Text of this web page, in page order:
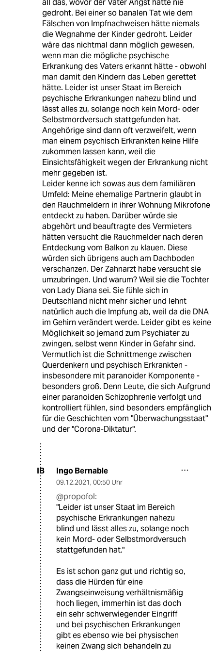
all das, wovor der Vater Angst hatte nie
gedroht. Bei einer so banalen Tat wie dem
Fälschen von Impfnachweisen hätte niemals
die Wegnahme der Kinder gedroht. Leider
wäre das nichtmal dann möglich gewesen,
wenn man die mögliche psychische
Erkrankung des Vaters erkannt hätte - obwohl
man damit den Kindern das Leben gerettet
hätte. Leider ist unser Staat im Bereich
psychische Erkrankungen nahezu blind und
lässt alles zu, solange noch kein Mord- oder
Selbstmordversuch stattgefunden hat.
Angehörige sind dann oft verzweifelt, wenn
man einem psychisch Erkrankten keine Hilfe
zukommen lassen kann, weil die
Einsichtsfähigkeit wegen der Erkrankung nicht
mehr gegeben ist.
Leider kenne ich sowas aus dem familiären
Umfeld: Meine ehemalige Partnerin glaubt in
den Rauchmeldern in ihrer Wohnung Mikrofone
entdeckt zu haben. Darüber würde sie
abgehört und beauftragte des Vermieters
hätten versucht die Rauchmelder nach deren
Entdeckung vom Balkon zu klauen. Diese
würden sich übrigens auch am Dachboden
verschanzen. Der Zahnarzt habe versucht sie
umzubringen. Und warum? Weil sie die Tochter
von Lady Diana sei. Sie fühle sich in
Deutschland nicht mehr sicher und lehnt
natürlich auch die Impfung ab, weil da die DNA
im Gehirn verändert werde. Leider gibt es keine
Möglichkeit so jemand zum Psychiater zu
zwingen, selbst wenn Kinder in Gefahr sind.
Vermutlich ist die Schnittmenge zwischen
Querdenkern und psychisch Erkrankten -
insbesondere mit paranoider Komponente -
besonders groß. Denn Leute, die sich Aufgrund
einer paranoiden Schizophrenie verfolgt und
kontrolliert fühlen, sind besonders empfänglich
für die Geschichten vom "Überwachungsstaat"
und der "Corona-Diktatur".
IB Ingo Bernable
09.12.2021, 00:50 Uhr
@propofol:
"Leider ist unser Staat im Bereich
psychische Erkrankungen nahezu
blind und lässt alles zu, solange noch
kein Mord- oder Selbstmordversuch
stattgefunden hat."
Es ist schon ganz gut und richtig so,
dass die Hürden für eine
Zwangseinweisung verhältnismäßig
hoch liegen, immerhin ist das doch
ein sehr schwerwiegender Eingriff
und bei psychischen Erkrankungen
gibt es ebenso wie bei physischen
keinen Zwang sich behandeln zu